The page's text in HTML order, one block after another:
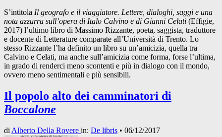
S’intitola Il geografo e il viaggiatore. Lettere, dialoghi, saggi e una
nota azzurra sull’opera di Italo Calvino e di Gianni Celati (Effigie,
2017) l’ultimo libro di Massimo Rizzante, poeta, saggista, traduttore
e docente di Letterature comparate all’Università di Trento. Lo
stesso Rizzante l’ha definito un libro su un’amicizia, quella tra
Calvino e Celati, ma anche sull’amicizia come forma, forse l’ultima,
in grado di renderci meno scontenti e più in dialogo con il mondo,
ovvero meno sentimentali e più sensibili.
Il popolo alto dei camminatori di
Boccalone
di Alberto Della Rovere in: De libris • 06/12/2017